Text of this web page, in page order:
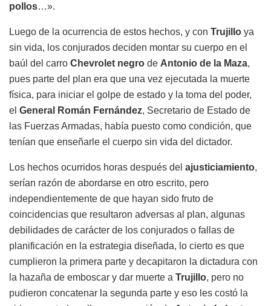
pollos…».
Luego de la ocurrencia de estos hechos, y con Trujillo ya
sin vida, los conjurados deciden montar su cuerpo en el
baúl del carro Chevrolet negro de Antonio de la Maza,
pues parte del plan era que una vez ejecutada la muerte
física, para iniciar el golpe de estado y la toma del poder,
el General Román Fernández, Secretario de Estado de
las Fuerzas Armadas, había puesto como condición, que
tenían que enseñarle el cuerpo sin vida del dictador.
Los hechos ocurridos horas después del ajusticiamiento,
serían razón de abordarse en otro escrito, pero
independientemente de que hayan sido fruto de
coincidencias que resultaron adversas al plan, algunas
debilidades de carácter de los conjurados o fallas de
planificación en la estrategia diseñada, lo cierto es que
cumplieron la primera parte y decapitaron la dictadura con
la hazaña de emboscar y dar muerte a Trujillo, pero no
pudieron concatenar la segunda parte y eso les costó la